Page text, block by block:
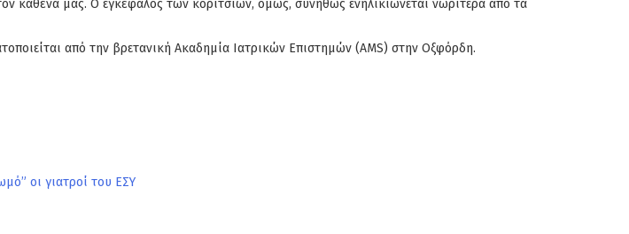
τον καθένα μας. Ο εγκέφαλος των κοριτσιών, όμως, συνήθως ενηλικιώνεται νωρίτερα από τα
από την βρετανική Ακαδημία Ιατρικών Επιστημών (AMS) στην Οξφόρδη.
οι γιατροί του ΕΣΥ